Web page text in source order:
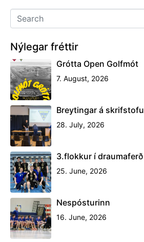
Nýlegar fréttir
Grótta Open Golfmót
7. August, 2026
Breytingar á skrifstofu
28. July, 2026
3.flokkur í draumaferð
25. June, 2026
Nespósturinn
16. June, 2026